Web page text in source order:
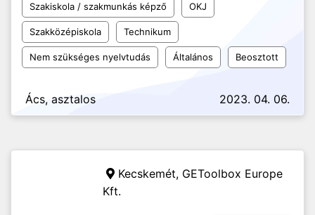
Szakiskola / szakmunkás képző OKJ
Szakközépiskola Technikum
Nem szükséges nyelvtudás Általános Beosztott
Ács, asztalos 2023. 04. 06.
Kecskemét, GEToolbox Europe
Kft.